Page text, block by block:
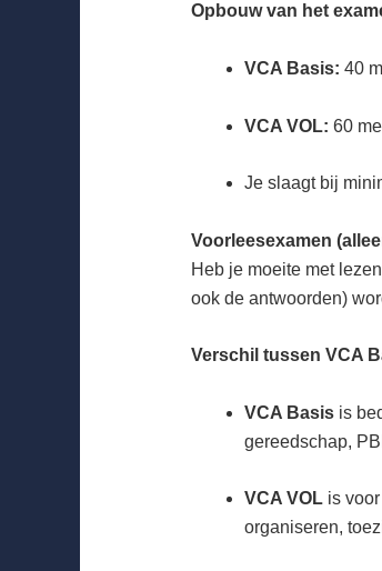
Opbouw van het
VCA Basis: 40
VCA VOL: 60
Je slaagt bij
Voorleesexamen
Heb je moeite met
ook de antwoorden)
Verschil tussen VCA
VCA Basis is
gereedschap,
VCA VOL is
organiseren,